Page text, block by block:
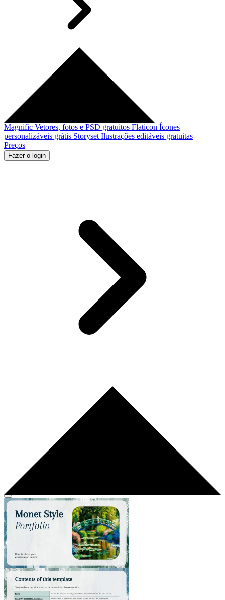
Magnific Vetores, fotos e PSD gratuitos Flaticon Ícones
personalizáveis grátis Storyset Ilustrações editáveis gratuitas
Preços
Fazer o login